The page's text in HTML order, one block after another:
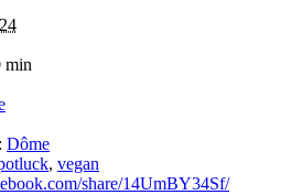
min
Dôme
, vegan
share/14UmBY34Sf/